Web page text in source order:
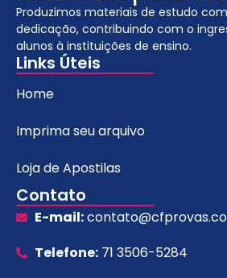
Produzimos materiais de estudo
dedicação, contribuindo com o
alunos à instituições de ensino.
Links Úteis
Home
Imprima seu arquivo
Loja de Apostilas
Contato
E-mail:
Telefone:71 3506-5284